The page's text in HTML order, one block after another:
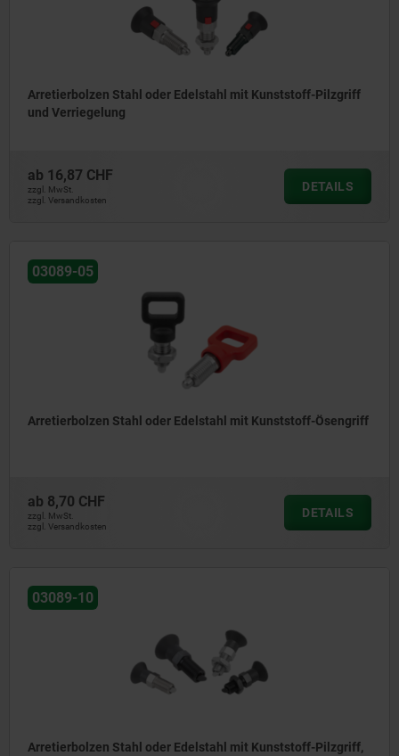
Arretierbolzen Stahl oder Edelstahl mit Kunststoff-Pilzgriff
und Verriegelung
ab 16,87 CHF
zzgl. MwSt.
zzgl. Versandkosten
DETAILS
03089-05
Arretierbolzen Stahl oder Edelstahl mit Kunststoff-Ösengriff
ab 8,70 CHF
zzgl. MwSt.
zzgl. Versandkosten
DETAILS
03089-10
Arretierbolzen Stahl oder Edelstahl mit Kunststoff-Pilzgriff,